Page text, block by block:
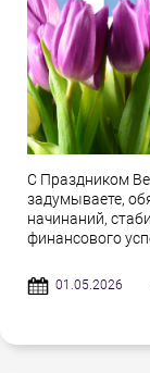
С Праздником
задумываете,
начинаний,
финансового
01.05.2026